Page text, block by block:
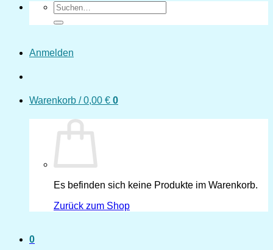
Suchen
nach:
Anmelden
Warenkorb /0,00 € 0
Es befinden sich keine Produkte im Warenkorb.
Zurück zum Shop
0